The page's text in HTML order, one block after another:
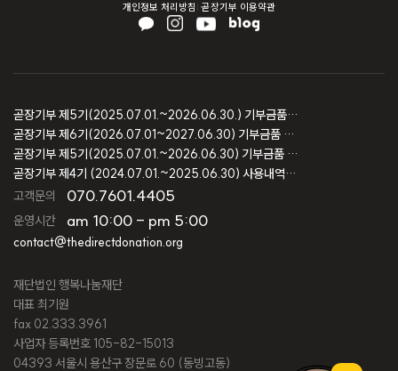
개인정보 처리방침 곧장기부 이용약관
고객문의 070.7601.4405
운영시간 am 10:00 - pm 5:00
contact@thedirectdonation.org
재단법인 행복나눔재단
대표 최기원
fax 02.333.3961
사업자 등록번호 105-82-15013
04393 서울시 용산구 장문로 60 (동빙고동)
곧장기부 제5기(2025.07.01.~2026.06.30.) 기부금품 모집결과 보고
곧장기부 제6기(2026.07.01~2027.06.30) 기부금품 모집등록 보고
곧장기부 제5기(2025.07.01.~2026.06.30) 기부금품 모집등록 보고
곧장기부 제4기 (2024.07.01.~2025.06.30) 사용내역 및 회계감사 보고